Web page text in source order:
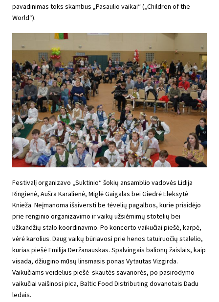
pavadinimas toks skambus „Pasaulio vaikai“ („Children of the
World“).
Festivalį organizavo „Suktinio“ šokių ansamblio vadovės Lidija
Ringienė, Aušra Karalienė, Miglė Gaigalas bei Giedrė Eleksytė
Knieža. Neįmanoma išsiversti be tėvelių pagalbos, kurie prisidėjo
prie renginio organizavimo ir vaikų užsiėmimų stotelių bei
užkandžių stalo koordinavmo. Po koncerto vaikučiai piešė, karpė,
vėrė karolius. Daug vaikų būriavosi prie henos tatuiruočių stalelio,
kurias piešė Emilija Deržanauskas. Spalvingais balionų žaislais, kaip
visada, džiugino mūsų linsmasis ponas Vytautas Vizgirda.
Vaikučiams veidelius piešė skautės savanorės, po pasirodymo
vaikučiai vaišinosi pica, Baltic Food Distributing dovanotais Dadu
ledais.